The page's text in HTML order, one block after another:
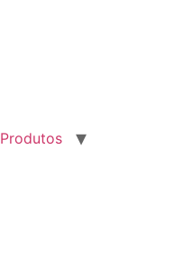
Produtos